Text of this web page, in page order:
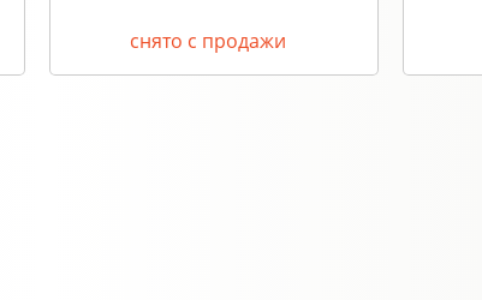
снято с продажи